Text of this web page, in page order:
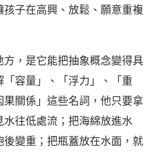
孩子在高興、放鬆、願意重複
方，是它能把抽象概念變得具
容量」、「浮力」、「重
關係」這些名詞，他只要拿
往低處流；把海綿放進水
變重；把瓶蓋放在水面，就